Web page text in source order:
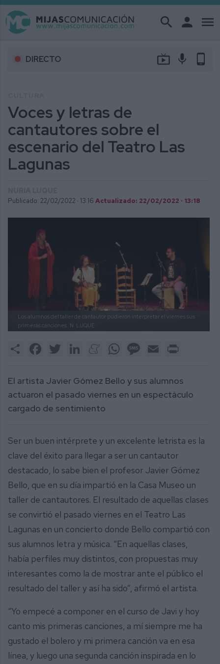
search person menu
DIRECTO live_tv mic phone_android
Voces y letras de
cantautores sobre el
escenario del Teatro Las
Lagunas
Publicado: 22/02/2022 · 13:16 Actualizado: 22/02/2022 · 13:18
Los alumnos del taller de cantautor pudieron interpretar el viernes sus
primeras canciones. N. LUQUE
Share FacebookTwitter LinkedInMeneameWhatsAppMessage
Email
El artista Javier Gómez Bello y sus alumnos
actuaron el pasado viernes en un espectáculo
cargado de sentimiento
Ser un buen intérprete y un excelente letrista es la
clave del éxito para llegar a ser un cantautor
destacado, lo sabe bien el profesor Javier Gómez
Bello, que en su día impartió en la Casa Museo un
taller de cantautores. El resultado de aquellas clases
se convirtió el pasado viernes en el Teatro Las
Lagunas en un concierto donde Bello compartió con
sus alumnos letra y música. “En aquellas clases,
había perfiles muy distintos, con propuestas muy
interesantes como la de mostrar ante el público el
resultado del taller y así ha sido”, afirmó el artista.
“Yo empecé a componer en el curso de Javi y hoy
canto mis primeras canciones, a mí siempre me ha
gustado el bolero y mi primera canción va en esa
línea, y luego una segunda canción inspirada en lo